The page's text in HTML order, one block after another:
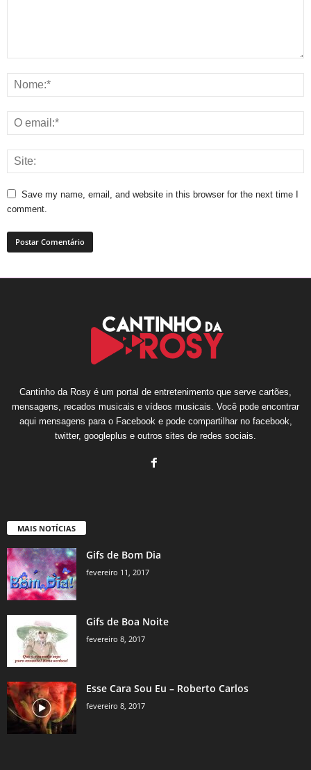
Save my name, email, and website in this browser for the next time I
comment.
Cantinho da Rosy é um portal de entretenimento que serve cartões,
mensagens, recados musicais e vídeos musicais. Você pode encontrar
aqui mensagens para o Facebook e pode compartilhar no facebook,
twitter, googleplus e outros sites de redes sociais.
MAIS NOTÍCIAS
Gifs de Bom Dia
fevereiro 11, 2017
Gifs de Boa Noite
fevereiro 8, 2017
Esse Cara Sou Eu – Roberto Carlos
fevereiro 8, 2017